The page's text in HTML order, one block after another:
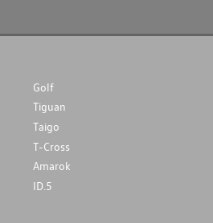
Golf
Tiguan
Taigo
T-Cross
Amarok
ID.5